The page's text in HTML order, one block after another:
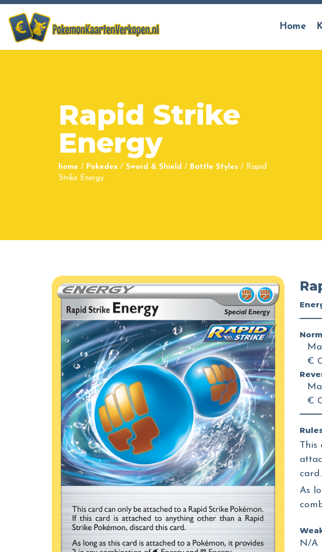
Home
Rapid Strike
Energy
home / Pokedex / Sword & Shield / Battle Styles / Rapid
Strike Energy
€
€
This
card.
As
N/A